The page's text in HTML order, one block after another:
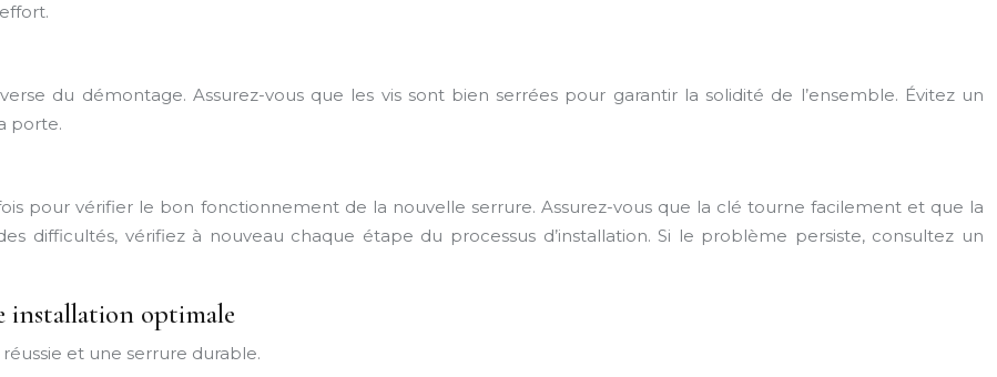
du démontage. Assurez-vous que les vis sont bien serrées pour garantir la solidité de l’ensemble. Évitez un
porte.
pour vérifier le bon fonctionnement de la nouvelle serrure. Assurez-vous que la clé tourne facilement et que la
difficultés, vérifiez à nouveau chaque étape du processus d’installation. Si le problème persiste, consultez un
installation optimale
et une serrure durable.